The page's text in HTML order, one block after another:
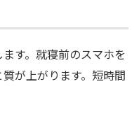
す。就寝前のスマホを
が上がります。短時間